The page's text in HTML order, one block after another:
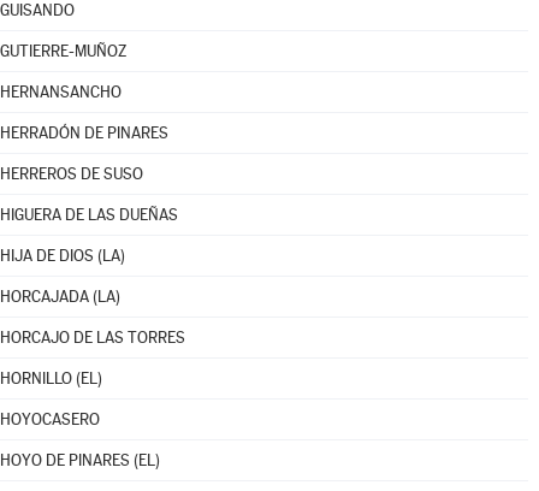
GUISANDO
GUTIERRE-MUÑOZ
HERNANSANCHO
HERRADÓN DE PINARES
HERREROS DE SUSO
HIGUERA DE LAS DUEÑAS
HIJA DE DIOS (LA)
HORCAJADA (LA)
HORCAJO DE LAS TORRES
HORNILLO (EL)
HOYOCASERO
HOYO DE PINARES (EL)